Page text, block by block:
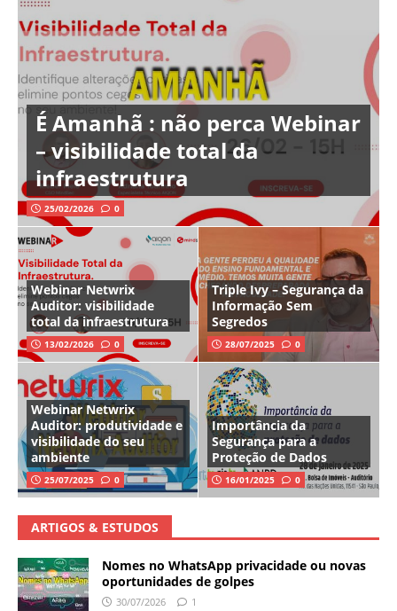
É Amanhã : não perca Webinar
– visibilidade total da
infraestrutura
25/02/2026 0
Webinar Netwrix
Auditor: visibilidade
total da infraestrutura
13/02/2026 0
Triple Ivy – Segurança da
Informação Sem
Segredos
28/07/2025 0
Webinar Netwrix
Auditor: produtividade e
visibilidade do seu
ambiente
25/07/2025 0
Importância da
Segurança para a
Proteção de Dados
16/01/2025 0
ARTIGOS & ESTUDOS
Nomes no WhatsApp privacidade ou novas
oportunidades de golpes
30/07/2026 1